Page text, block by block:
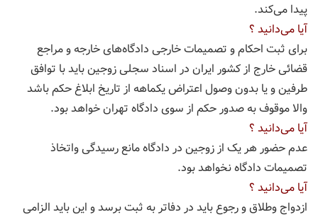
پیدا می‌کند.
آیا می‌دانید ؟
برای ثبت احکام و تصمیمات خارجی دادگاه‌های خارجه و مراجع
قضائی خارج از کشور ایران در اسناد سجلی زوجین باید با توافق
طرفین و یا بدون وصول اعتراض یکماهه از تاریخ ابلاغ حکم باشد
والا موقوف به صدور حکم از سوی دادگاه تهران خواهد بود.
آیا می‌دانید ؟
عدم حضور هر یک از زوجین در دادگاه مانع رسیدگی واتخاذ
تصمیمات دادگاه نخواهد بود.
آیا می‌دانید ؟
ازدواج وطلاق و رجوع باید در دفاتر به ثبت برسد و این باید الزامی